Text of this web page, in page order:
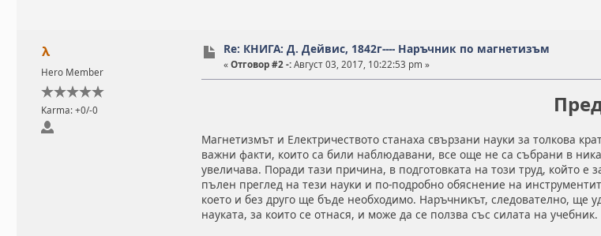
λ
Hero Member
Karma: +0/-0
Re: КНИГА: Д. Дейвис, 1842г---- Наръчник по магнетизъм
«Отговор #2 -: Август 03, 2017, 10:22:53 pm »
Магнетизмът и Електричеството станаха свързани науки за толкова
важни факти, които са били наблюдавани, все още не са събрани в
увеличава. Поради тази причина, в подготовката на този труд, който
пълен преглед на тези науки и по-подробно обяснение на
което и без друго ще бъде необходимо. Наръчникът, следователно, ще
науката, за които се отнася, и може да се ползва със силата на учебник.